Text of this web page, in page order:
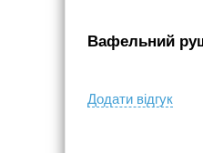
Вафельний
Додати вiдгук